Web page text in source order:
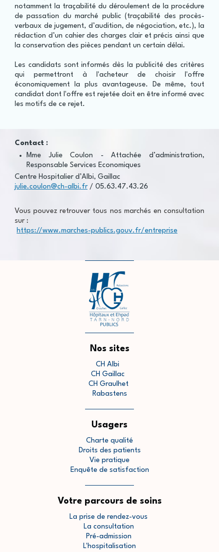
notamment la traçabilité du déroulement de la procédure
de passation du marché public (traçabilité des procès-
verbaux de jugement, d’audition, de négociation, etc.), la
rédaction d’un cahier des charges clair et précis ainsi que
la conservation des pièces pendant un certain délai.
Les candidats sont informés dès la publicité des critères
qui permettront à l'acheteur de choisir l'offre
économiquement la plus avantageuse. De même, tout
candidat dont l'offre est rejetée doit en être informé avec
les motifs de ce rejet.
Contact :
Mme Julie Coulon -Attachée d’administration,
Responsable Services Economiques
Centre Hospitalier d’Albi, Gaillac
julie.coulon@ch-albi.fr/ 05.63.47.43.26
Vous pouvez retrouver tous nos marchés en consultation
sur :
https://www.marches-publics.gouv.fr/entreprise
Nos sites
CH Albi
CH Gaillac
CH Graulhet
Rabastens
Usagers
Charte qualité
Droits des patients
Vie pratique
Enquête de satisfaction
Votre parcours de soins
La prise de rendez-vous
La consultation
Pré-admission
L'hospitalisation